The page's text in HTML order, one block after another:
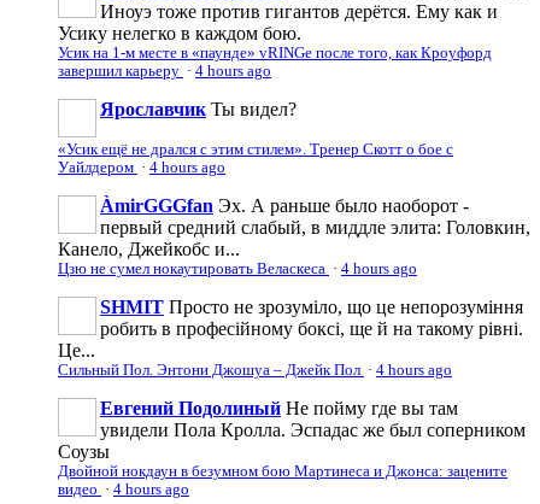
Иноуэ тоже против гигантов дерётся. Ему как и
Усику нелегко в каждом бою.
Усик на 1-м месте в «паунде» vRINGe после того, как Кроуфорд
завершил карьеру · 4 hours ago
Ярославчик Ты видел?
«Усик ещё не дрался с этим стилем». Тренер Скотт о бое с
Уайлдером · 4 hours ago
ÀmirGGGfan Эх. А раньше было наоборот -
первый средний слабый, в миддле элита: Головкин,
Канело, Джейкобс и...
Цзю не сумел нокаутировать Веласкеса · 4 hours ago
SHMIT Просто не зрозуміло, що це непорозуміння
робить в професійному боксі, ще й на такому рівні.
Це...
Сильный Пол. Энтони Джошуа – Джейк Пол · 4 hours ago
Евгений Подолиный Не пойму где вы там
увидели Пола Кролла. Эспадас же был соперником
Соузы
Двойной нокдаун в безумном бою Мартинеса и Джонса: зацените
видео · 4 hours ago